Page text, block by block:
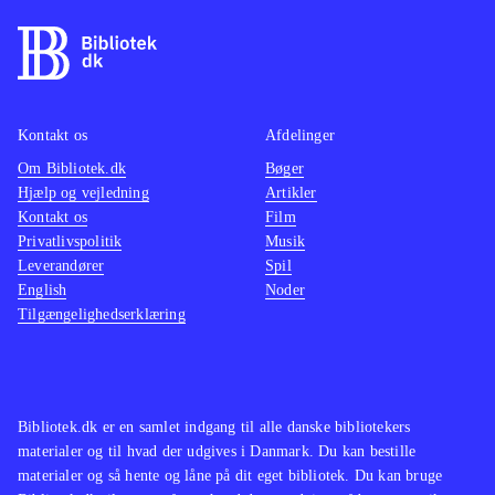
gennemtænkt og spillets puzzles er
klogt udført. Desværre er spillet ofte
og absolut ikke giver ved dørene.
Stadigt bliver man dog ved, da
universet simpelthen er alt for
fascinerende til at stoppe
.
Platformspil er der mange af, men
Teslagrads ordløse narrative stil og
unikke visuelle design gør, at spillet
Bibliotek.dk er en samlet indgang til alle danske bibliotekers
materialer og til hvad der udgives i Danmark. Du kan bestille
materialer og så hente og låne på dit eget bibliotek. Du kan bruge
Kontakt os
Om Bibliotek.dk
Hjælp og vejledning
Kontakt os
Privatlivspolitik
Leverandører
English
Tilgængelighedserklæring
Afdelinger
Bøger
Artikler
Film
Musik
Spil
Noder